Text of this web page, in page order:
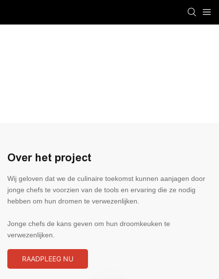
Over het project
Wij geloven dat we de culinaire toekomst kunnen aanjagen door
jonge chefs te voorzien van de tools en ervaring die ze nodig
hebben om hun dromen te verwezenlijken.
Jonge chefs de kans geven om hun droomkeuken te
verwezenlijken.
RAADPLEEG NU